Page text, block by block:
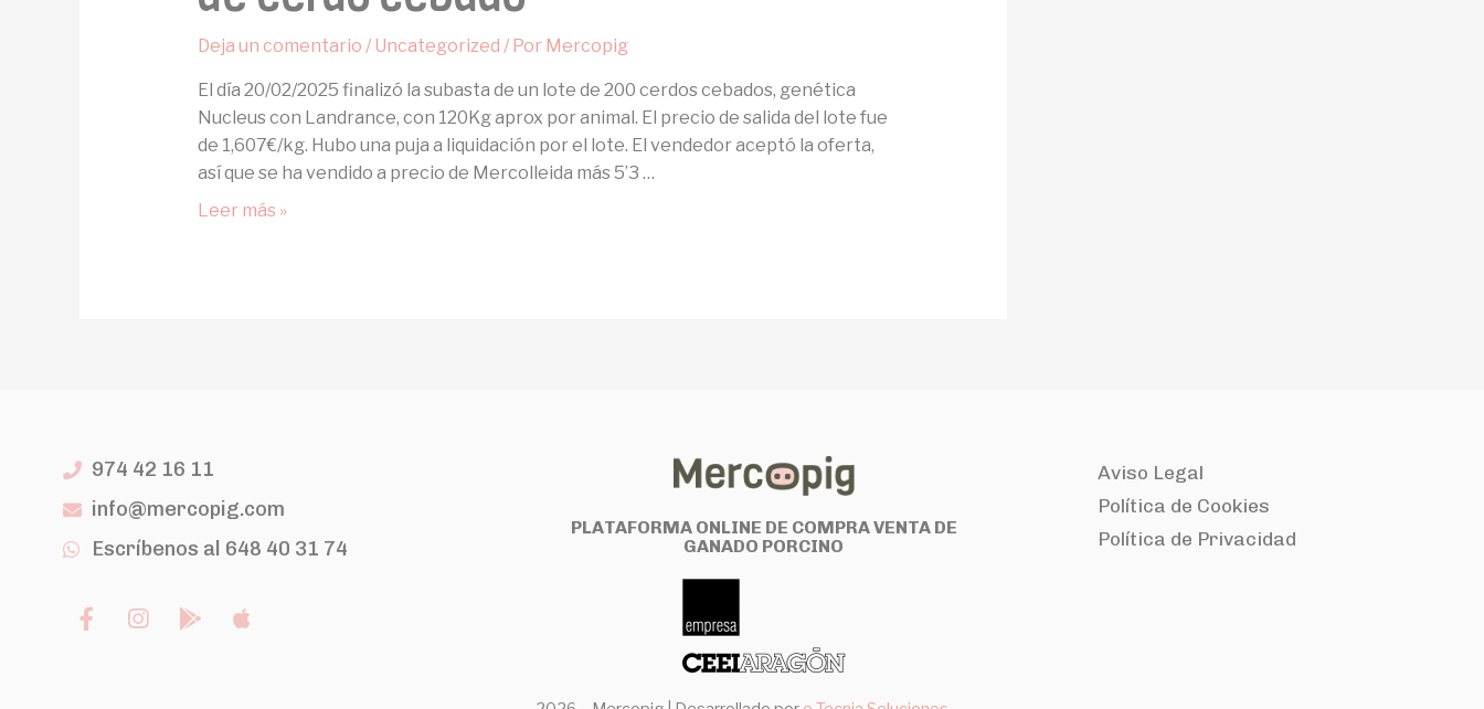
Deja un comentario / Uncategorized / Por Mercopig
El día 20/02/2025 finalizó la subasta de un lote de 200 cerdos cebados, genética
Nucleus con Landrance, con 120Kg aprox por animal. El precio de salida del lote fue
de 1,607€/kg. Hubo una puja a liquidación por el lote. El vendedor aceptó la oferta,
así que se ha vendido a precio de Mercolleida más 5’3 …
Leer más »
974 42 16 11
info@mercopig.com
Escríbenos al 648 40 31 74
PLATAFORMA ONLINE DE COMPRA VENTA DE
GANADO PORCINO
Aviso Legal
Política de Cookies
Política de Privacidad